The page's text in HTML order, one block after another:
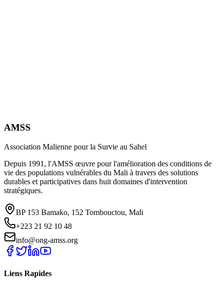
AMSS
Association Malienne pour la Survie au Sahel
Depuis 1991, l'AMSS œuvre pour l'amélioration des conditions de
vie des populations vulnérables du Mali à travers des solutions
durables et participatives dans huit domaines d'intervention
stratégiques.
BP 153 Bamako, 152 Tombouctou, Mali
+223 21 92 10 48
info@ong-amss.org
Liens Rapides